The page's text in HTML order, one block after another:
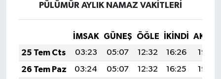
PÜLÜMÜR AYLIK NAMAZ VAKITLERI
İMSAK GÜNEŞ ÖĞLE İKINDI
25 Tem Cts
03:23 05:07 12:32 16:26
19:47
26 Tem Paz
03:24 05:07 12:32 16:25
19:47